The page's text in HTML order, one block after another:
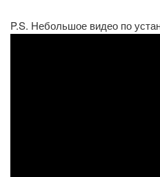
P.S. Небольшое видео по